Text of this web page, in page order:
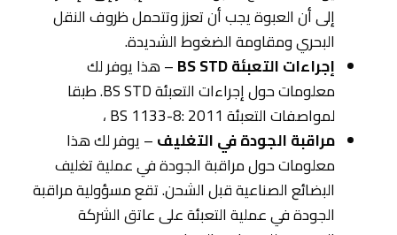
إلى أن العبوة يجب أن تعزز وتتحمل ظروف النقل
البحري ومقاومة الضغوط الشديدة.
إجراءات التعبئة BS STD
– هذا يوفر لك
معلومات حول إجراءات التعبئة BS STD. طبقا
لمواصفات التعبئة BS 1133-8: 2011 ،
مراقبة الجودة في التغليف– يوفر لك هذا
معلومات حول مراقبة الجودة في عملية تغليف
البضائع الصناعية قبل الشحن. تقع مسؤولية مراقبة
الجودة في عملية التعبئة على عاتق الشركة